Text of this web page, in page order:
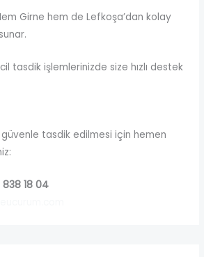
Girne hem de Lefkoşa’dan kolay
tasdik işlemlerinizde size hızlı destek
tasdik edilmesi için hemen
18 04